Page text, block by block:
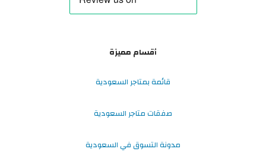
أقسام مميزة
قائمة بمتاجر السعودية
صفقات متاجر السعودية
مدونة التسوق في السعودية